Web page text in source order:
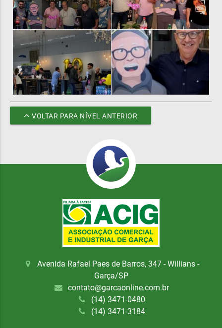
VOLTAR PARA NÍVEL ANTERIOR
Avenida Rafael Paes de Barros, 347 - Willians -
Garça/SP
contato@garcaonline.com.br
(14) 3471-0480
(14) 3471-3184